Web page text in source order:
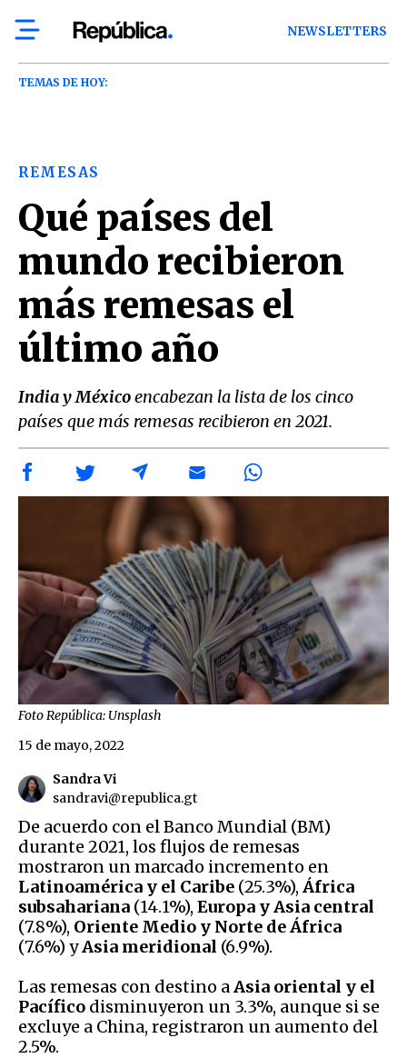
NEWSLETTERS
TEMAS DE HOY:
REMESAS
Qué países del
mundo recibieron
más remesas el
último año
India y Méxicoencabezan la lista de los cinco
países que más remesas recibieron en 2021.
Foto República: Unsplash
Sandra Vi
sandravi@republica.gt
15 de mayo, 2022
De acuerdo con el Banco Mundial (BM)
durante 2021, los flujos de remesas
mostraron un marcado incremento en
Latinoamérica y el Caribe (25.3%), África
subsahariana (14.1%), Europa y Asia central
(7.8%), Oriente Medio y Norte de África
(7.6%) yAsia meridional (6.9%).
Las remesas con destino aAsia oriental y el
Pacífico disminuyeron un 3.3%, aunque si se
excluye a China, registraron un aumento del
2.5%.